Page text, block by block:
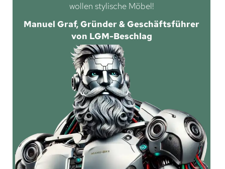
wollen stylische Möbel!
Manuel Graf, Gründer & Geschäftsführer
von LGM-Beschlag